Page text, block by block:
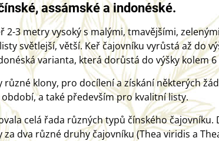
assámské a indonéské.
2-3 metry vysoký s malými, tmavějšími,
světlejší, větší. Keř čajovníku vyrůstá až do
varianta, která dorůstá do výšky kolem
různé klony, pro docílení a získání některých
a také především pro kvalitní listy.
celá řada různých typů čínského
dva různé druhy čajovníku (Thea viridis a